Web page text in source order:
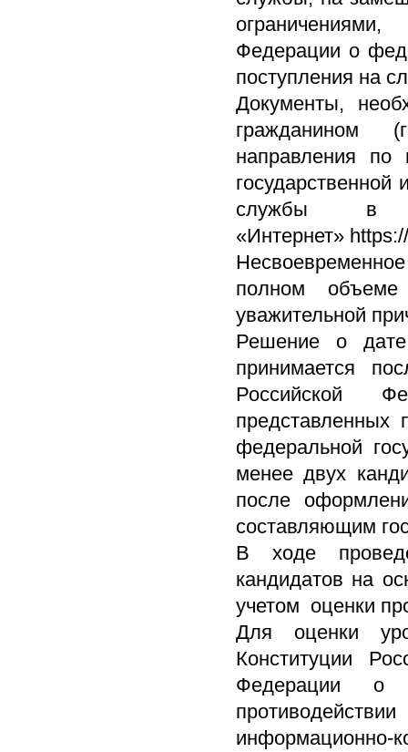
ограничениями,
Федерации о
поступления на
Документы,
гражданином
направления по
службы в
«Интернет»
полном
уважительной
Решение о дате
принимается
Российской
представленных
федеральной
менее двух
после
составляющим
В ходе
кандидатов на
учетом оценки
Для оценки
Конституции
Федерации о